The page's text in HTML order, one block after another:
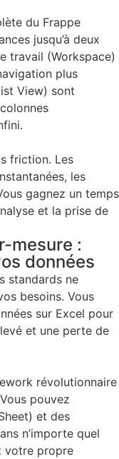
du Frappe
jusqu’à deux
travail (Workspace)
plus
View) sont
friction. Les
les
gagnez un temps
et la prise de
mesure :
données
standards ne
besoins. Vous
sur Excel pour
et une perte de
révolutionnaire
pouvez
et des
n’importe quel
votre propre